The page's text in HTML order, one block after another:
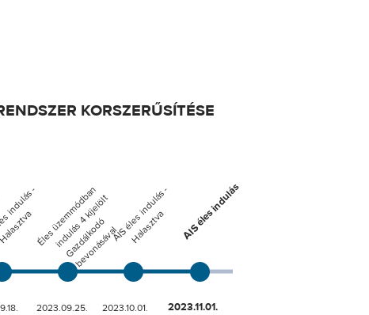
KORSZERŰSÍTÉSE